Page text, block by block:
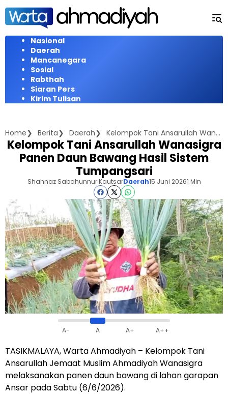
Langsung
konten
Nasional
Daerah
Mancanegara
Sosial
Rabthah
Siaran Pers
Kirim Tulisan
Home Berita Daerah Kelompok Tani Ansarullah Wanasigra Panen Daun Bawang Hasil Sistem Tumpangsari
Kelompok Tani Ansarullah Wanasigra
Panen Daun Bawang Hasil Sistem
Tumpangsari
Shahnaz Sabahunnur KautsarDaerah15 Juni 20261 Min
A- A A+ A++
TASIKMALAYA, Warta Ahmadiyah – Kelompok Tani
Ansarullah Jemaat Muslim Ahmadiyah Wanasigra
melaksanakan panen daun bawang di lahan garapan
Ansar pada Sabtu (6/6/2026).